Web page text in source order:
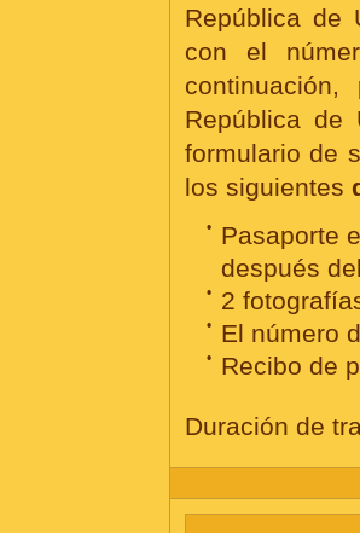
República de
con el
República de
formulario de
los siguientes
•
Pasaporte
después
• 2
• El número
• Recibo de
Duración de